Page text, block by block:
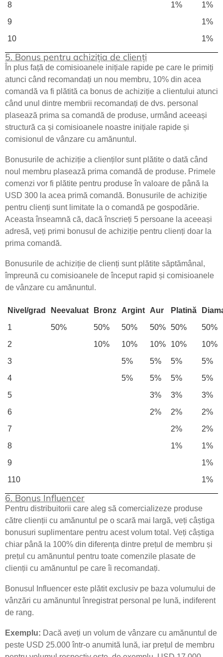
8
1%
1%
9
1%
10
1%
5. Bonus pentru achiziția de clienți
În plus față de comisioanele inițiale rapide pe care le primiți
atunci când recomandați un nou membru, 10% din acea
comandă va fi plătită ca bonus de achiziție a clientului atunci
când unul dintre membrii recomandați de dvs. personal
plasează prima sa comandă de produse, urmând aceeași
structură ca și comisioanele noastre inițiale rapide și
comisionul de vânzare cu amănuntul.
Bonusurile de achiziție a clienților sunt plătite o dată când
noul membru plasează prima comandă de produse. Primele
comenzi vor fi plătite pentru produse în valoare de până la
USD 300 la acea primă comandă. Bonusurile de achiziție
pentru clienți sunt limitate la o comandă pe gospodărie.
Aceasta înseamnă că, dacă înscrieți 5 persoane la aceeași
adresă, veți primi bonusul de achiziție pentru clienți doar la
prima comandă.
Bonusurile de achiziție de clienți sunt plătite săptămânal,
împreună cu comisioanele de început rapid și comisioanele
de vânzare cu amănuntul.
Nivel/grad Neevaluat Bronz Argint Aur Platină
1
50% 50% 50% 50% 50%
50%
2
10% 10% 10% 10%
10%
3
5% 5% 5%
5%
4
5% 5% 5%
5%
5
3% 3%
3%
6
2% 2%
2%
7
2%
2%
8
1%
1%
9
1%
110
1%
6. Bonus Influencer
Pentru distribuitorii care aleg să comercializeze produse
către clienții cu amănuntul pe o scară mai largă, veți câștiga
bonusuri suplimentare pentru acest volum total. Veți câștiga
chiar până la 100% din diferența dintre prețul de membru și
prețul cu amănuntul pentru toate comenzile plasate de
clienții cu amănuntul pe care îi recomandați.
Bonusul Influencer este plătit exclusiv pe baza volumului de
vânzări cu amănuntul înregistrat personal pe lună, indiferent
de rang.
Exemplu: Dacă aveți un volum de vânzare cu amănuntul de
peste USD 25.000 într-o anumită lună, iar prețul de membru